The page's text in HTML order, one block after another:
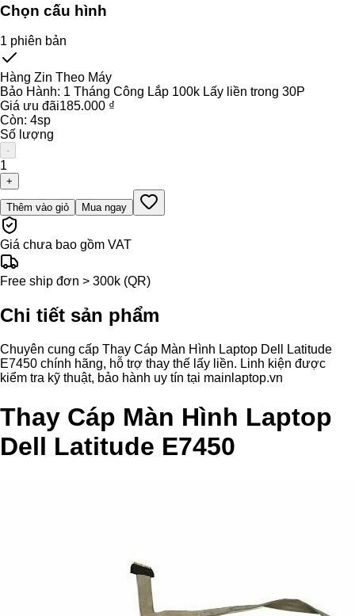
Chọn cấu hình
1 phiên bản
Hàng Zin Theo Máy
Bảo Hành: 1 Tháng Công Lắp 100k Lấy liền trong 30P
Giá ưu đãi185.000 ₫
Còn: 4sp
Số lượng
-
1
+
Thêm vào giỏ Mua ngay
Giá chưa bao gồm VAT
Free ship đơn > 300k (QR)
Chi tiết sản phẩm
Chuyên cung cấp Thay Cáp Màn Hình Laptop Dell Latitude
E7450 chính hãng, hỗ trợ thay thế lấy liền. Linh kiện được
kiểm tra kỹ thuật, bảo hành uy tín tại mainlaptop.vn
Thay Cáp Màn Hình Laptop
Dell Latitude E7450